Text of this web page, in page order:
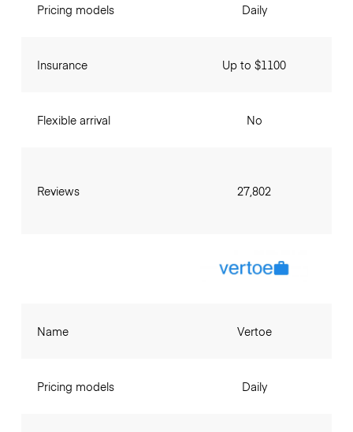
Pricing models
Insurance
Flexible arrival
Reviews
Daily
Up to $1100
No
27,802
Name
Pricing models
Vertoe
Daily